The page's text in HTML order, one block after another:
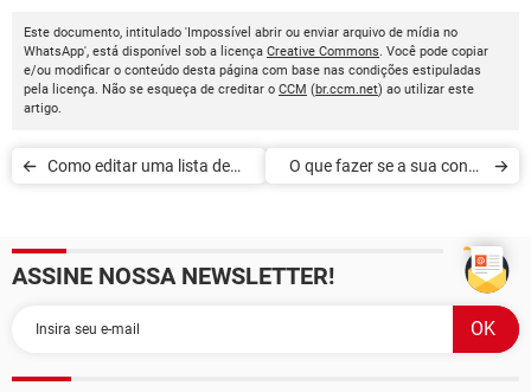
Este documento, intitulado 'Impossível abrir ou enviar arquivo de mídia no
WhatsApp', está disponível sob a licença Creative Commons. Você pode copiar
e/ou modificar o conteúdo desta página com base nas condições estipuladas
pela licença. Não se esqueça de creditar o CCM (br.ccm.net) ao utilizar este
artigo.
Como editar uma lista de
O que fazer se a sua conta
ASSINE NOSSA NEWSLETTER!